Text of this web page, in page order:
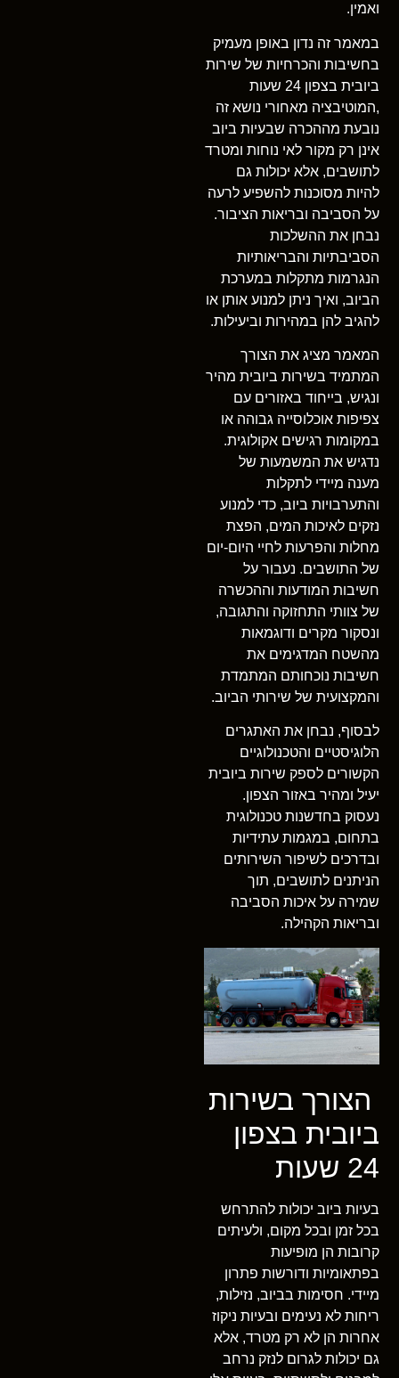
ואמין.
במאמר זה נדון באופן מעמיק
בחשיבות והכרחיות של שירות
ביובית בצפון 24 שעות
,המוטיבציה מאחורי נושא זה
נובעת מההכרה שבעיות ביוב
אינן רק מקור לאי נוחות ומטרד
לתושבים, אלא יכולות גם
להיות מסוכנות להשפיע לרעה
על הסביבה ובריאות הציבור.
נבחן את ההשלכות
הסביבתיות והבריאותיות
הנגרמות מתקלות במערכת
הביוב, ואיך ניתן למנוע אותן או
להגיב להן במהירות וביעילות.
המאמר מציג את הצורך
המתמיד בשירות ביובית מהיר
ונגיש, בייחוד באזורים עם
צפיפות אוכלוסייה גבוהה או
במקומות רגישים אקולוגית.
נדגיש את המשמעות של
מענה מיידי לתקלות
והתערבויות ביוב, כדי למנוע
נזקים לאיכות המים, הפצת
מחלות והפרעות לחיי היום-יום
של התושבים. נעבור על
חשיבות המודעות וההכשרה
של צוותי התחזוקה והתגובה,
ונסקור מקרים ודוגמאות
מהשטח המדגימים את
חשיבות נוכחותם המתמדת
והמקצועית של שירותי הביוב.
לבסוף, נבחן את האתגרים
הלוגיסטיים והטכנולוגיים
הקשורים לספק שירות ביובית
יעיל ומהיר באזור הצפון.
נעסוק בחדשנות טכנולוגית
בתחום, במגמות עתידיות
ובדרכים לשיפור השירותים
הניתנים לתושבים, תוך
שמירה על איכות הסביבה
ובריאות הקהילה.
הצורך בשירות
ביובית בצפון
24 שעות
בעיות ביוב יכולות להתרחש
בכל זמן ובכל מקום, ולעיתים
קרובות הן מופיעות
בפתאומיות ודורשות פתרון
מיידי. חסימות בביוב, נזילות,
ריחות לא נעימים ובעיות ניקוז
אחרות הן לא רק מטרד, אלא
גם יכולות לגרום לנזק נרחב